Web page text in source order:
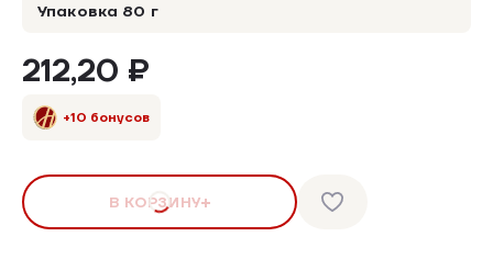
Упаковка 80 г
212,20 ₽
+10 бонусов
В КОРЗИНУ